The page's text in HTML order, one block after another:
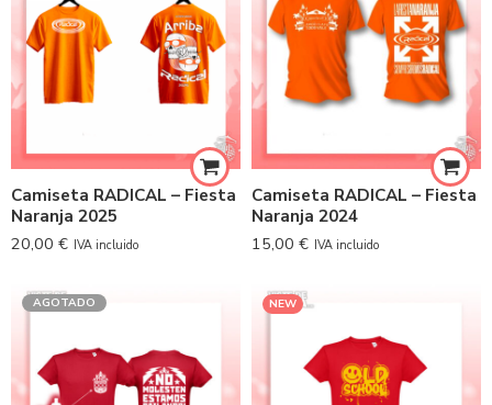
Camiseta RADICAL – Fiesta
Naranja 2025
20,00 € IVA incluido
Camiseta RADICAL – Fiesta
Naranja 2024
15,00 € IVA incluido
AGOTADO NEW